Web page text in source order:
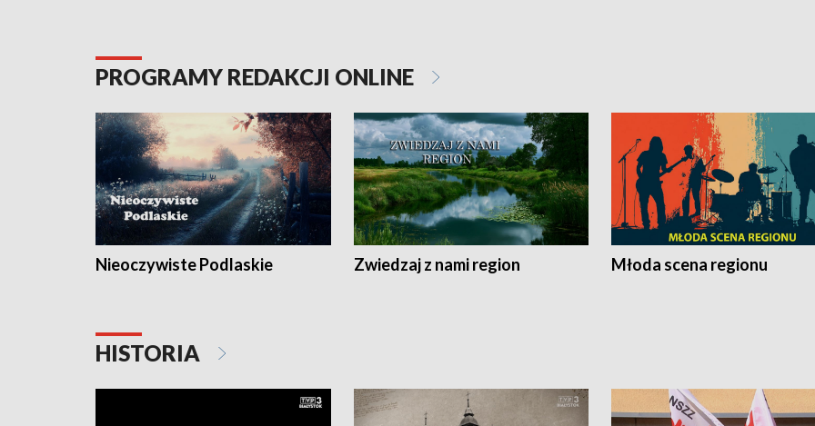
PROGRAMY REDAKCJI ONLINE
Nieoczywiste Podlaskie Zwiedzaj z nami region Młoda scena regionu
HISTORIA